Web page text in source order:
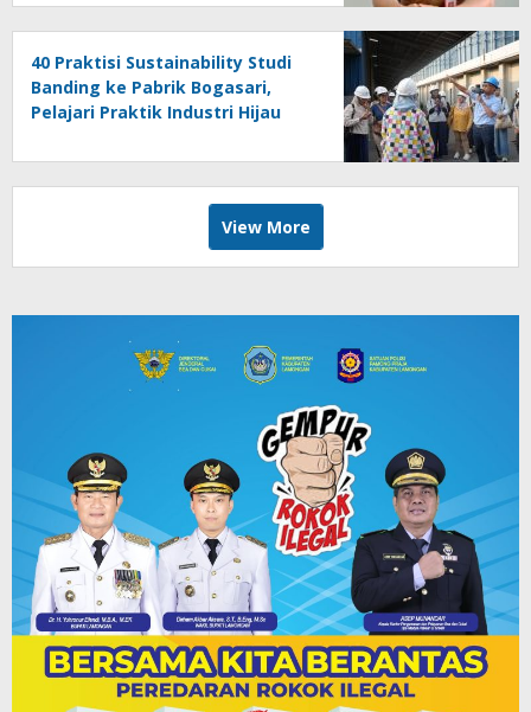
40 Praktisi Sustainability Studi
Banding ke Pabrik Bogasari,
Pelajari Praktik Industri Hijau
View More